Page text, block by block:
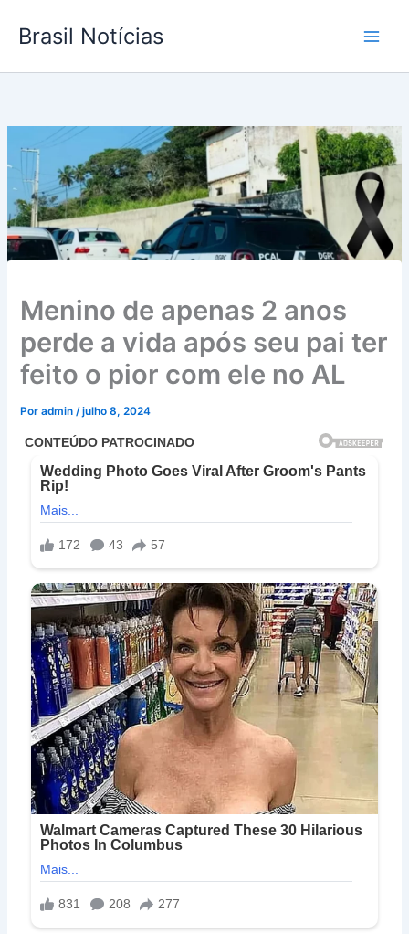
para
conteúdo
Brasil Notícias
Menino de apenas 2 anos
perde a vida após seu pai ter
feito o pior com ele no AL
Poradmin/julho 8, 2024